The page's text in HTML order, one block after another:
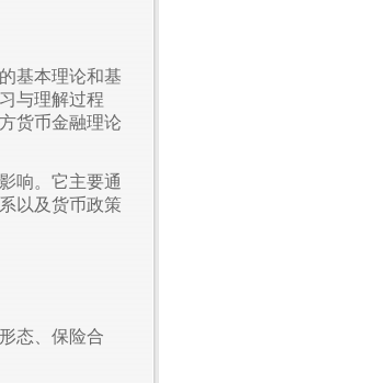
基本理论和基
与理解过程
货币金融理论
响。它主要通
以及货币政策
态、保险合